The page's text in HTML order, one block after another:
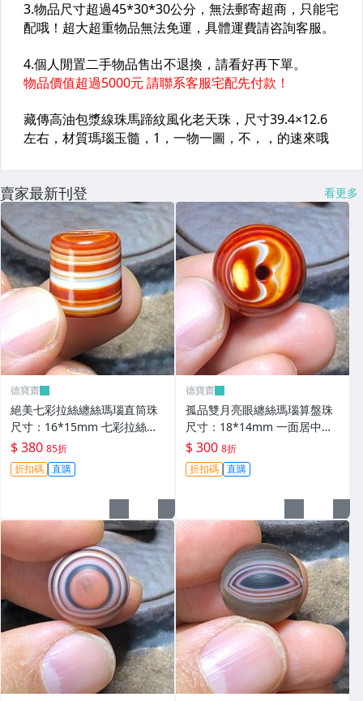
賣家最新刊登 看更多
德寶齋
絕美七彩拉絲纏絲瑪瑙直筒珠
尺寸：16*15mm 七彩拉絲，
螺旋上升，高瓷料子， 天珠 瑪
瑙 古玩 二手【德寶齋】6346
$ 380 85折
折扣碼 直購
德寶齋
孤品雙月亮眼纏絲瑪瑙算盤珠
尺寸：18*14mm 一面居中月
亮眼，超神奇，高瓷料 天珠 瑪
瑙 古玩 二手【德寶齋】6345
$ 300 8折
折扣碼 直購